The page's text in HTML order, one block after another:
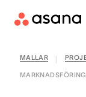
MALLAR